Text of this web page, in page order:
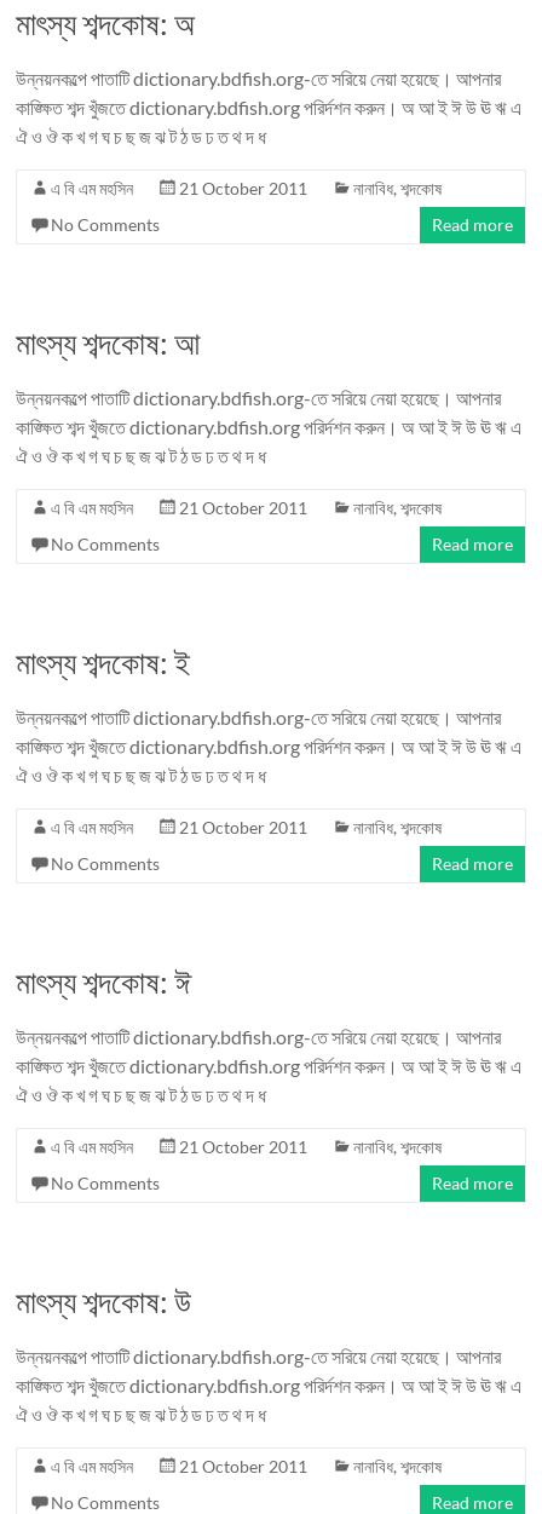
মাৎস্য শব্দকোষ: অ
উন্নয়নকল্পে পাতাটি dictionary.bdfish.org-তে সরিয়ে নেয়া হয়েছে। আপনার
কাঙ্ক্ষিত শব্দ খুঁজতে dictionary.bdfish.org পরির্দশন করুন। অ আ ই ঈ উ ঊ ঋ এ
ঐ ও ঔ ক খ গ ঘ চ ছ জ ঝ ট ঠ ড ঢ ত থ দ ধ
এ বি এম মহসিন 21 October 2011 নানাবিধ,শব্দকোষ
No Comments
Read more
মাৎস্য শব্দকোষ: আ
উন্নয়নকল্পে পাতাটি dictionary.bdfish.org-তে সরিয়ে নেয়া হয়েছে। আপনার
কাঙ্ক্ষিত শব্দ খুঁজতে dictionary.bdfish.org পরির্দশন করুন। অ আ ই ঈ উ ঊ ঋ এ
ঐ ও ঔ ক খ গ ঘ চ ছ জ ঝ ট ঠ ড ঢ ত থ দ ধ
এ বি এম মহসিন 21 October 2011 নানাবিধ,শব্দকোষ
No Comments
Read more
মাৎস্য শব্দকোষ: ই
উন্নয়নকল্পে পাতাটি dictionary.bdfish.org-তে সরিয়ে নেয়া হয়েছে। আপনার
কাঙ্ক্ষিত শব্দ খুঁজতে dictionary.bdfish.org পরির্দশন করুন। অ আ ই ঈ উ ঊ ঋ এ
ঐ ও ঔ ক খ গ ঘ চ ছ জ ঝ ট ঠ ড ঢ ত থ দ ধ
এ বি এম মহসিন 21 October 2011 নানাবিধ,শব্দকোষ
No Comments
Read more
মাৎস্য শব্দকোষ: ঈ
উন্নয়নকল্পে পাতাটি dictionary.bdfish.org-তে সরিয়ে নেয়া হয়েছে। আপনার
কাঙ্ক্ষিত শব্দ খুঁজতে dictionary.bdfish.org পরির্দশন করুন। অ আ ই ঈ উ ঊ ঋ এ
ঐ ও ঔ ক খ গ ঘ চ ছ জ ঝ ট ঠ ড ঢ ত থ দ ধ
এ বি এম মহসিন 21 October 2011 নানাবিধ,শব্দকোষ
No Comments
Read more
মাৎস্য শব্দকোষ: উ
উন্নয়নকল্পে পাতাটি dictionary.bdfish.org-তে সরিয়ে নেয়া হয়েছে। আপনার
কাঙ্ক্ষিত শব্দ খুঁজতে dictionary.bdfish.org পরির্দশন করুন। অ আ ই ঈ উ ঊ ঋ এ
ঐ ও ঔ ক খ গ ঘ চ ছ জ ঝ ট ঠ ড ঢ ত থ দ ধ
এ বি এম মহসিন 21 October 2011 নানাবিধ,শব্দকোষ
No Comments
Read more